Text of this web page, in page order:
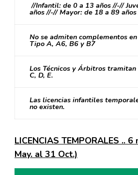
//Infantil: de 0 a 13 años //-//
años //-// Mayor: de 18 a 89
No se admiten complementos
Tipo A, A6, B6 y B7
Los Técnicos y Árbitros tramitan
C, D, E.
Las licencias infantiles
no existen.
LICENCIAS TEMPORALES ..
May. al 31 Oct.)